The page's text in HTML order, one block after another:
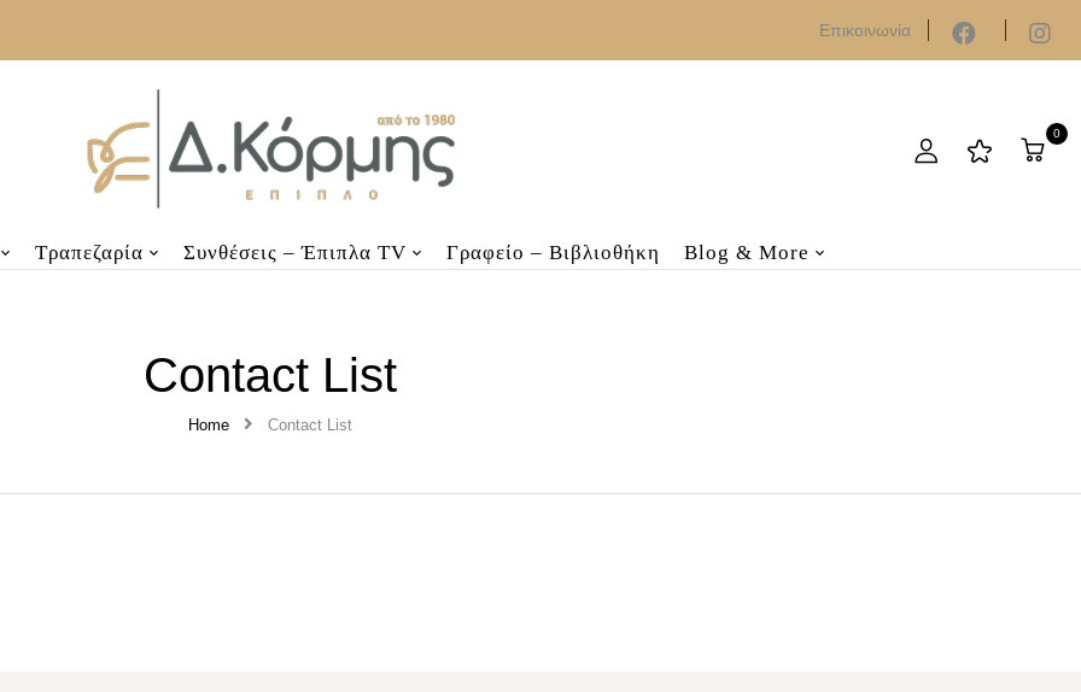
Επικοινωνία
0
Τραπεζαρία Συνθέσεις – Έπιπλα TV Γραφείο – Βιβλιοθήκη Blog & More
Contact List
Home Contact List